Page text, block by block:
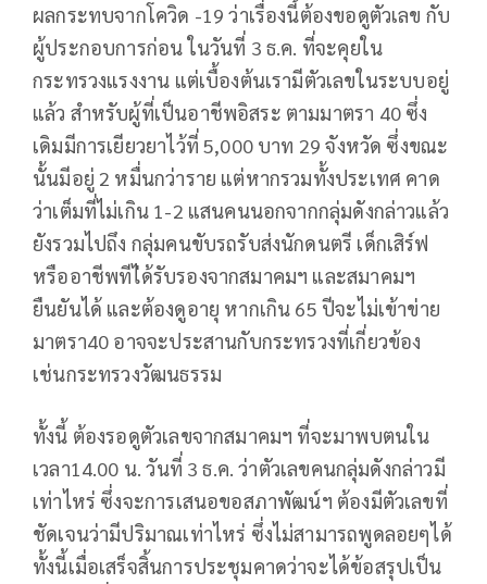
ผลกระทบจากโควิด -19 ว่าเรื่องนี้ต้องขอดูตัวเลข กับ
ผู้ประกอบการก่อน ในวันที่ 3 ธ.ค. ที่จะคุยใน
กระทรวงแรงงาน แต่เบื้องต้นเรามีตัวเลขในระบบอยู่
แล้ว สำหรับผู้ที่เป็นอาชีพอิสระ ตามมาตรา 40 ซึ่ง
เดิมมีการเยียวยาไว้ที่ 5,000 บาท 29 จังหวัด ซึ่งขณะ
นั้นมีอยู่ 2 หมื่นกว่าราย แต่หากรวมทั้งประเทศ คาด
ว่าเต็มที่ไม่เกิน 1-2 แสนคนนอกจากกลุ่มดังกล่าวแล้ว
ยังรวมไปถึง กลุ่มคนขับรถรับส่งนักดนตรี เด็กเสิร์ฟ
หรืออาชีพทีไ่ด้รับรองจากสมาคมฯ และสมาคมฯ
ยืนยันได้ และต้องดูอายุ หากเกิน 65 ปีจะไม่เข้าข่าย
มาตรา40 อาจจะประสานกับกระทรวงที่เกี่ยวข้อง
เช่นกระทรวงวัฒนธรรม
ทั้งนี้ ต้องรอดูตัวเลขจากสมาคมฯ ที่จะมาพบตนใน
เวลา14.00 น. วันที่ 3 ธ.ค. ว่าตัวเลขคนกลุ่มดังกล่าวมี
เท่าไหร่ ซึ่งจะการเสนอขอสภาพัฒน์ฯ ต้องมีตัวเลขที่
ชัดเจนว่ามีปริมาณเท่าไหร่ ซึ่งไม่สามารถพูดลอยๆได้
ทั้งนี้เมื่อเสร็จสิ้นการประชุมคาดว่าจะได้ข้อสรุปเป็น